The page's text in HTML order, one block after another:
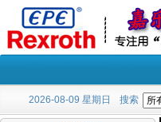
2026-08-09 星期日 搜索